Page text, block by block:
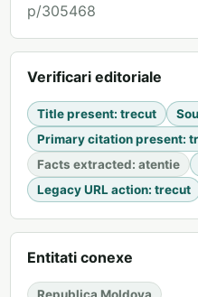
p/305468
Verificari editoriale
Title present: trecut
Primary citation present:
Facts extracted: atentie
Legacy URL action: trecut
Entitati conexe